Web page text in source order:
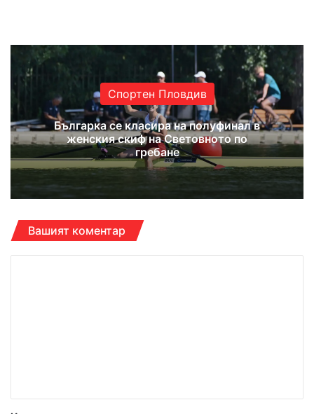
Спортен Пловдив
Българка се класира на полуфинал в
женския скиф на Световното по
гребане
Вашият коментар